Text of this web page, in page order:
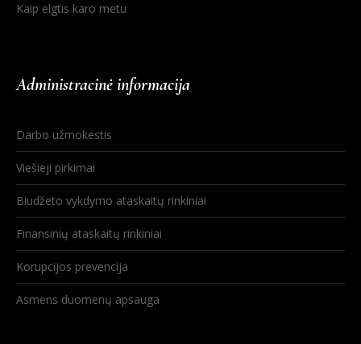
Kaip elgtis karo metu
Administracinė informacija
Darbo užmokestis
Viešieji pirkimai
Biudžeto vykdymo ataskaitų rinkiniai
Finansinių ataskaitų rinkiniai
Korupcijos prevencija
Asmens duomenų apsauga